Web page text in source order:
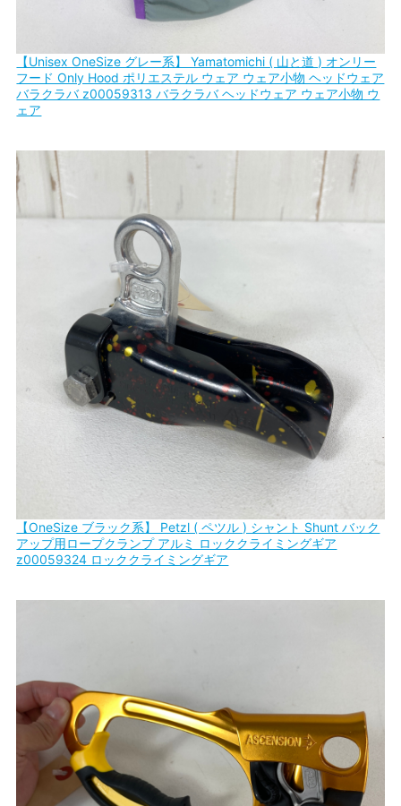
【Unisex OneSize グレー系】 Yamatomichi ( 山と道 ) オンリー
フード Only Hood ポリエステル ウェア ウェア小物 ヘッドウェア
バラクラバ z00059313 バラクラバ ヘッドウェア ウェア小物 ウ
ェア
【OneSize ブラック系】 Petzl ( ペツル ) シャント Shunt バック
アップ用ロープクランプ アルミ ロッククライミングギア
z00059324 ロッククライミングギア